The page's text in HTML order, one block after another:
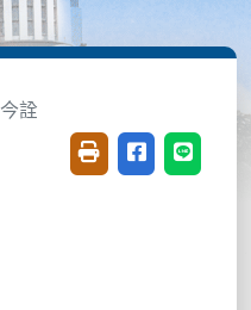
詮
友善列印(開新視窗)
分享至臉書(
分享至